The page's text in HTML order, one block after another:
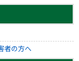
者の方へ